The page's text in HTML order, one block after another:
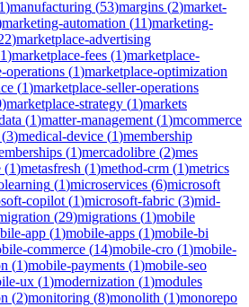
1)manufacturing (53)margins (2)market-
marketing-automation (11)marketing-
)marketplace-advertising
1)marketplace-fees (1)marketplace-
operations (1)marketplace-optimization
(1)marketplace-seller-operations
)marketplace-strategy (1)markets
(1)matter-management (1)mcommerce
(3)medical-device (1)membership
(1)mercadolibre (2)mes
(1)metasfresh (1)method-crm (1)metrics
(1)microservices (6)microsoft
copilot (1)microsoft-fabric (3)mid-
(29)migrations (1)mobile
app (1)mobile-apps (1)mobile-bi
commerce (14)mobile-cro (1)mobile-
(1)mobile-payments (1)mobile-seo
ux (1)modernization (1)modules
(2)monitoring (8)monolith (1)monorepo